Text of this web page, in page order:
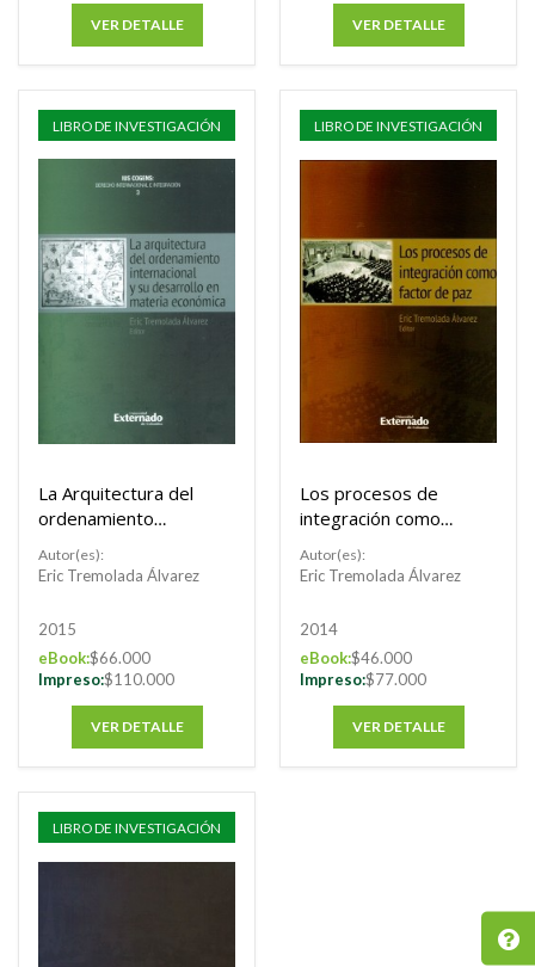
VER DETALLE VER DETALLE
LIBRO DE INVESTIGACIÓN
La Arquitectura del
ordenamiento
desarrollo en
Autor(es):
Eric Tremolada Álvarez
2015
eBook:$66.000
Impreso:$110.000
VER DETALLE
LIBRO DE INVESTIGACIÓN
Los procesos de
integración como
Autor(es):
Eric Tremolada Álvarez
2014
eBook:$46.000
Impreso:$77.000
VER DETALLE
LIBRO DE INVESTIGACIÓN